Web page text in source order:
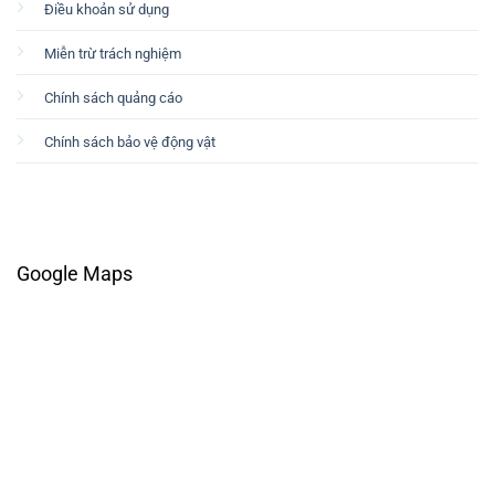
Điều khoản sử dụng
Miễn trừ trách nghiệm
Chính sách quảng cáo
Chính sách bảo vệ động vật
Google Maps